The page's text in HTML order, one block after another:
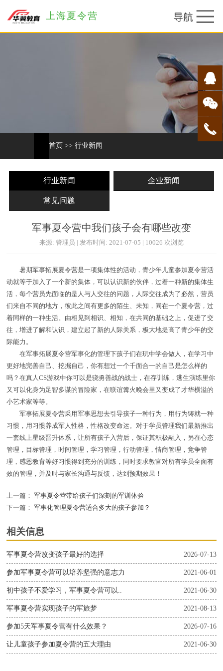
上海夏令营
首页 >> 行业新闻
行业新闻 企业新闻
常见问题
军事夏令营中我们孩子会有哪些改变
来源: 管理员 | 发布时间: 2021-07-05 | 10026 次浏览
暑期军事拓展夏令营是一项集体性的活动，青少年儿童参加夏令营活
动就等于加入了一个新的集体，可以认识新的伙伴，过着一种新的集体生
活，每个营员先面临的是人与人交往的问题，人际交往成为了必然，营员
们来自不同的地方，彼此之间有更多的陌生、未知，同在一个夏令营，过
着同样的一种生活。由相见到相识、相知，在共同的基础之上，促进了交
往，增进了解和认识，建立起了新的人际关系，极大地提高了青少年的交
际能力。
在军事拓展夏令营军事化的管理下孩子们在玩中学会做人，在学习中
更好地完善自己、挖掘自己，你有想过一个千面合一的自己是怎么样的
吗？在真人CS游戏中你可以是骁勇善战的战士，在存训练，逃生演练里你
又可以化身为足智多谋的冒险家，在联谊篝火晚会里又变成了才华横溢的
小艺术家等等。
军事拓展夏令营采用军事思想去引导孩子一种行为，用行为铸就一种
习惯，用习惯养成军人性格，性格改变命运。对于学员管理我们最新推出
一套线上星级晋升体系，让所有孩子入营后，保证其积极融入，另在心态
管理，目标管理，时间管理，学习管理，行动管理，情商管理，竞争管
理，感恩教育等好习惯得到充分的训练，同时要求教官对所有学员全面有
效的管理，并及时与家长沟通与反馈，达到预期效果！
上一篇： 军事夏令营带给孩子们深刻的军训体验
下一篇： 军事化管理夏令营适合多大的孩子参加？
相关信息
2026-07-13
军事夏令营改变孩子最好的选择
2021-06-01
参加军事夏令营可以培养坚强的意志力
2021-06-30
初中孩子不爱学习，军事夏令营可以..
2021-08-13
军事夏令营实现孩子的军旅梦
2026-07-16
参加5天军事夏令营有什么效果？
2021-06-30
让儿童孩子参加夏令营的五大理由